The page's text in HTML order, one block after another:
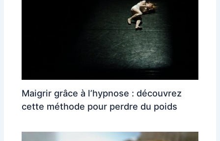
Maigrir grâce à l’hypnose : découvrez
cette méthode pour perdre du poids